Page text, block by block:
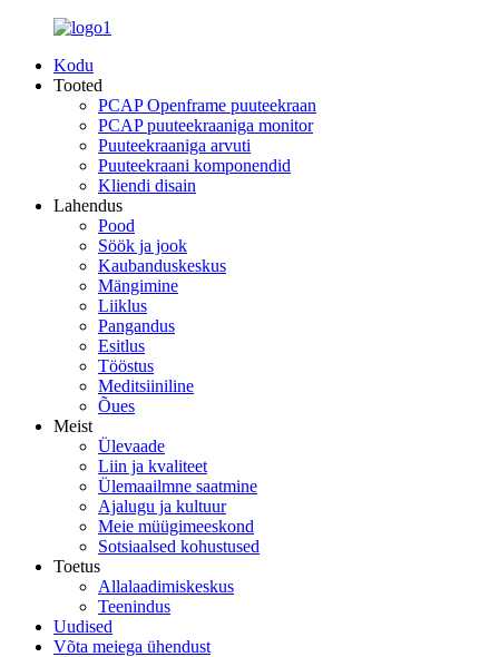
Kodu
Tooted
PCAP Openframe puuteekraan
PCAP puuteekraaniga monitor
Puuteekraaniga arvuti
Puuteekraani komponendid
Kliendi disain
Lahendus
Pood
Söök ja jook
Kaubanduskeskus
Mängimine
Liiklus
Pangandus
Esitlus
Tööstus
Meditsiiniline
Õues
Meist
Ülevaade
Liin ja kvaliteet
Ülemaailmne saatmine
Ajalugu ja kultuur
Meie müügimeeskond
Sotsiaalsed kohustused
Toetus
Allalaadimiskeskus
Teenindus
Uudised
Võta meiega ühendust